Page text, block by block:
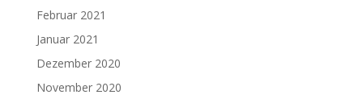
Februar 2021
Januar 2021
Dezember 2020
November 2020